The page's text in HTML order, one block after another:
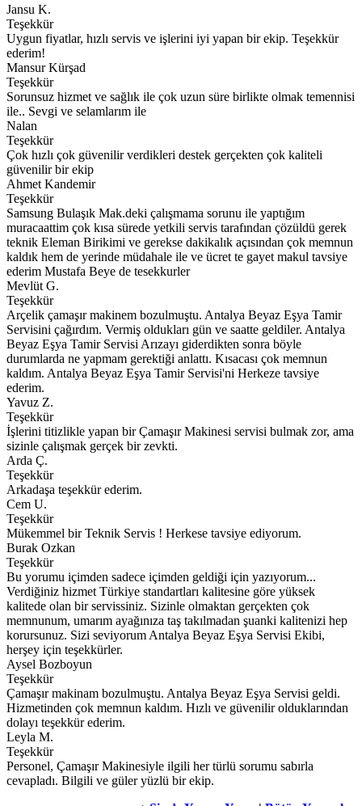
Jansu K.
Teşekkür
Uygun fiyatlar, hızlı servis ve işlerini iyi yapan bir ekip. Teşekkür
ederim!
Mansur Kürşad
Teşekkür
Sorunsuz hizmet ve sağlık ile çok uzun süre birlikte olmak temennisi
ile.. Sevgi ve selamlarım ile
Nalan
Teşekkür
Çok hızlı çok güvenilir verdikleri destek gerçekten çok kaliteli
güvenilir bir ekip
Ahmet Kandemir
Teşekkür
Samsung Bulaşık Mak.deki çalışmama sorunu ile yaptığım
muracaattim çok kısa sürede yetkili servis tarafından çözüldü gerek
teknik Eleman Birikimi ve gerekse dakikalık açısından çok memnun
kaldık hem de yerinde müdahale ile ve ücret te gayet makul tavsiye
ederim Mustafa Beye de tesekkurler
Mevlüt G.
Teşekkür
Arçelik çamaşır makinem bozulmuştu. Antalya Beyaz Eşya Tamir
Servisini çağırdım. Vermiş oldukları gün ve saatte geldiler. Antalya
Beyaz Eşya Tamir Servisi Arızayı giderdikten sonra böyle
durumlarda ne yapmam gerektiği anlattı. Kısacası çok memnun
kaldım. Antalya Beyaz Eşya Tamir Servisi'ni Herkeze tavsiye
ederim.
Yavuz Z.
Teşekkür
İşlerini titizlikle yapan bir Çamaşır Makinesi servisi bulmak zor, ama
sizinle çalışmak gerçek bir zevkti.
Arda Ç.
Teşekkür
Arkadaşa teşekkür ederim.
Cem U.
Teşekkür
Mükemmel bir Teknik Servis ! Herkese tavsiye ediyorum.
Burak Ozkan
Teşekkür
Bu yorumu içimden sadece içimden geldiği için yazıyorum...
Verdiğiniz hizmet Türkiye standartları kalitesine göre yüksek
kalitede olan bir servissiniz. Sizinle olmaktan gerçekten çok
memnunum, umarım ayağınıza taş takılmadan şuanki kalitenizi hep
korursunuz. Sizi seviyorum Antalya Beyaz Eşya Servisi Ekibi,
herşey için teşekkürler.
Aysel Bozboyun
Teşekkür
Çamaşır makinam bozulmuştu. Antalya Beyaz Eşya Servisi geldi.
Hizmetinden çok memnun kaldım. Hızlı ve güvenilir olduklarından
dolayı teşekkür ederim.
Leyla M.
Teşekkür
Personel, Çamaşır Makinesiyle ilgili her türlü sorumu sabırla
cevapladı. Bilgili ve güler yüzlü bir ekip.